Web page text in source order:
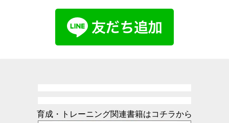
育成・トレーニング関連書籍はコチラから